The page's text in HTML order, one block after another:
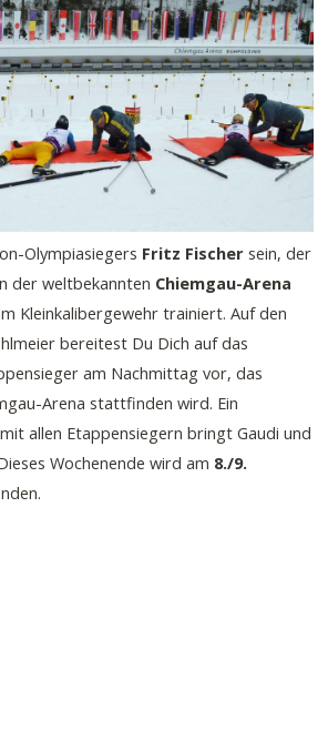
Olympiasiegers Fritz Fischer sein, der
der weltbekannten Chiemgau-Arena
Kleinkalibergewehr trainiert. Auf den
bereitest Du Dich auf das
am Nachmittag vor, das
Arena stattfinden wird. Ein
allen Etappensiegern bringt Gaudi und
Wochenende wird am 8./9.